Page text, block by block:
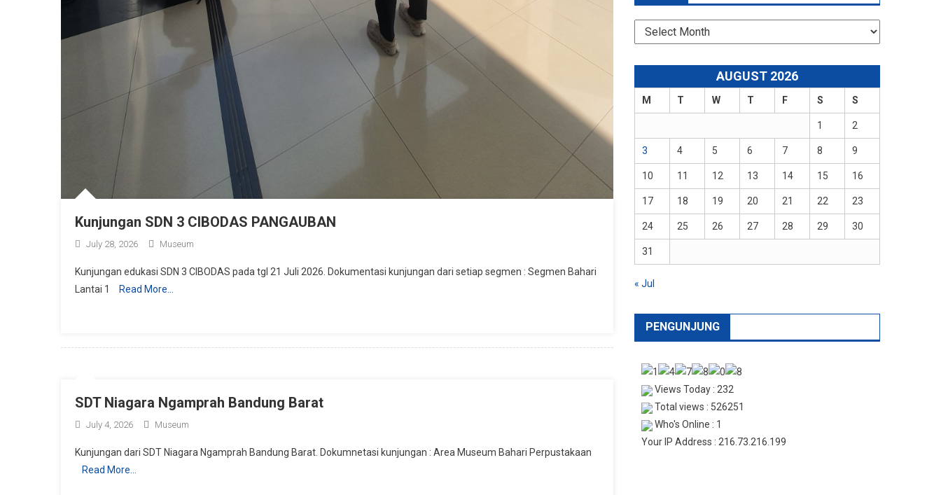
Kunjungan SDN 3 CIBODAS PANGAUBAN
July 28, 2026 Museum
Kunjungan edukasi SDN 3 CIBODAS pada tgl 21 Juli 2026. Dokumentasi kunjungan dari setiap segmen : Segmen Bahari
Lantai 1
Read More…
SDT Niagara Ngamprah Bandung Barat
July 4, 2026 Museum
Kunjungan dari SDT Niagara Ngamprah Bandung Barat. Dokumnetasi kunjungan : Area Museum Bahari Perpustakaan
Read More…
Arsip
AUGUST 2026
M T W T F S S
1 2
3 4 5 6 7 8 9
10 11 12 13 14 15 16
17 18 19 20 21 22 23
24 25 26 27 28 29 30
31
« Jul
PENGUNJUNG
Views Today : 232
Total views : 526251
Who's Online : 1
Your IP Address : 216.73.216.199